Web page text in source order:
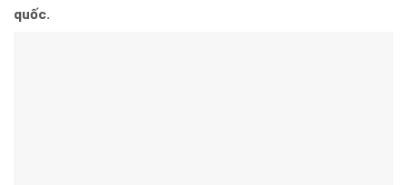
quốc.